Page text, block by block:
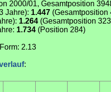
2000/01, Gesamtposition
Jahre): 1.447(Gesamtposition
1.264 (Gesamtposition
1.734(Position 284)
2.13
: